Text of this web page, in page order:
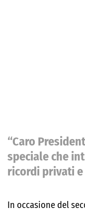
“Caro
speciale che
ricordi privati
In occasione del